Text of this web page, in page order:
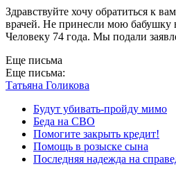
Здравствуйте хочу обратиться к
врачей. Не принесли мою
Человеку 74 года. Мы подали
Еще письма
Еще письма:
Татьяна Голикова
Будут убивать-пройду мимо
Беда на СВО
Помогите закрыть кредит!
Помощь в розыске сына
Последняя надежда на